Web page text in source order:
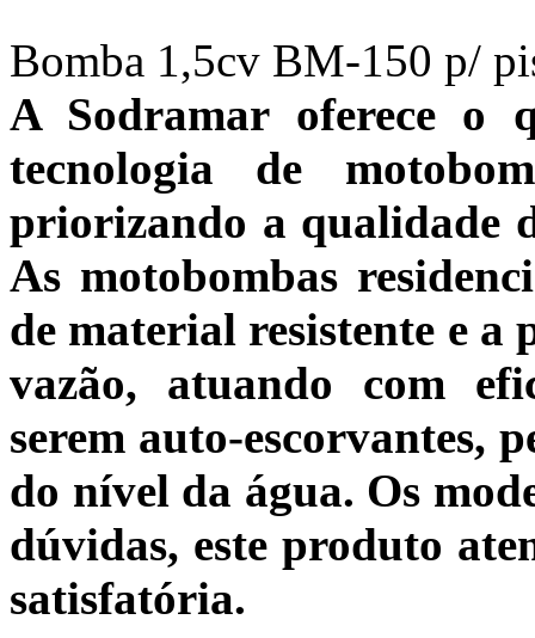
Bomba 1,5cv BM-150 p/
A Sodramar oferece o
tecnologia de
priorizando a qualidade
As motobombas
de material resistente e a
vazão, atuando com
serem auto-escorvantes,
do nível da água. Os
dúvidas, este produto
satisfatória.